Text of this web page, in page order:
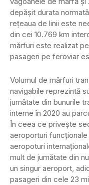
depășit durata
rețeaua de linii este
din cei 10.769 km
mărfuri este realizat
pasageri pe feroviar
Volumul de mărfuri
navigabile reprezintă
jumătate din bunurile
interne în 2020 au
În ceea ce privește
aeroporturi
aeropoturi
mult de jumătate din
un singur aeroport,
pasageri din cele 23